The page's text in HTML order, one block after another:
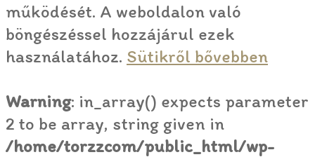
működését. A weboldalon való
böngészéssel hozzájárul ezek
használatához. Sütikről bővebben
Warning: in_array() expects parameter
2 to be array, string given in
/home/torzzcom/public_html/wp-